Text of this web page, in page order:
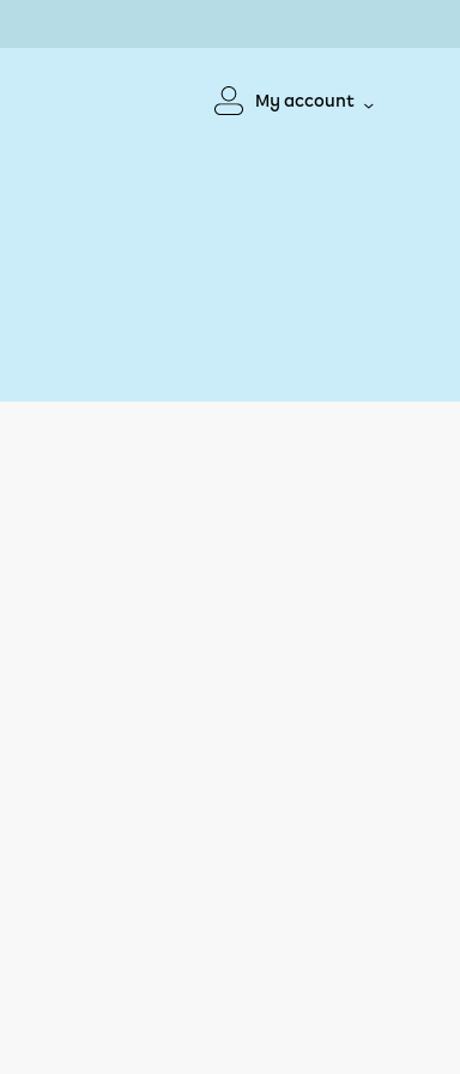
My account